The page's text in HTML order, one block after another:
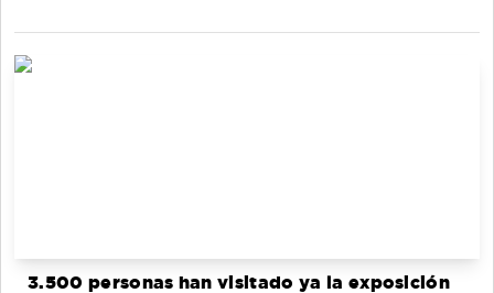
3.500 personas han visitado ya la exposición